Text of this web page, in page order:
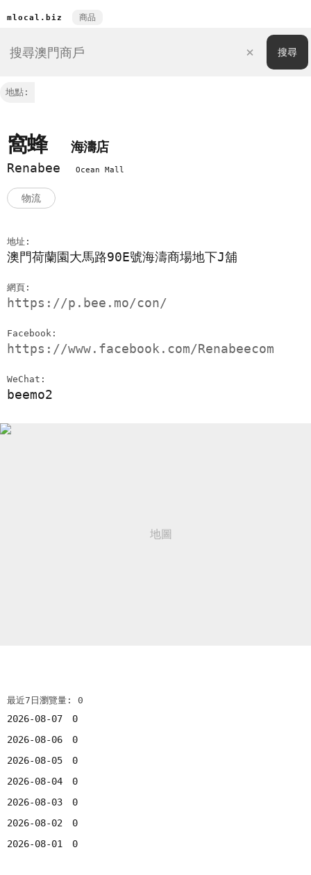
mlocal.biz 商品
地點:
窩蜂
海濤店
Renabee
Ocean Mall
物流
地址:
澳門荷蘭園大馬路90E號海濤商場地下J舖
網頁:
https://p.bee.mo/con/
Facebook:
https://www.facebook.com/Renabeecom
WeChat:
beemo2
最近7日瀏覽量: 0
2026-08-07
0
2026-08-06
0
2026-08-05
0
2026-08-04
0
2026-08-03
0
2026-08-02
0
2026-08-01
0